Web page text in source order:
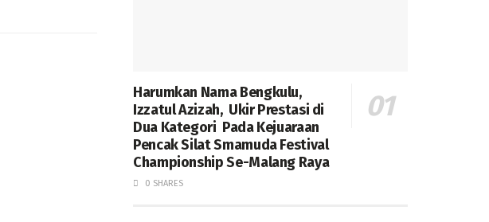
Harumkan Nama Bengkulu,
Izzatul Azizah, Ukir Prestasi di
Dua Kategori Pada Kejuaraan
Pencak Silat Smamuda Festival
Championship Se-Malang Raya
0 SHARES